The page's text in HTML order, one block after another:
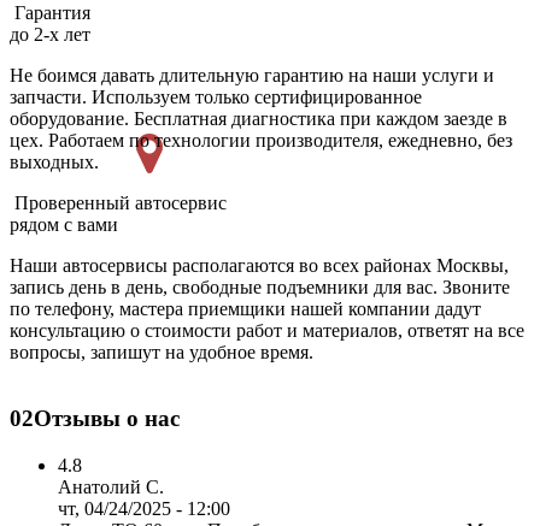
Гарантия
до 2-х лет
Не боимся давать длительную гарантию на наши услуги и
запчасти. Используем только сертифицированное
оборудование. Бесплатная диагностика при каждом заезде в
цех. Работаем по технологии производителя, ежедневно, без
выходных.
Проверенный автосервис
рядом с вами
Наши автосервисы располагаются во всех районах Москвы,
запись день в день, свободные подъемники для вас. Звоните
по телефону, мастера приемщики нашей компании дадут
консультацию о стоимости работ и материалов, ответят на все
вопросы, запишут на удобное время.
02Отзывы о нас
4.8
Анатолий С.
чт, 04/24/2025 - 12:00